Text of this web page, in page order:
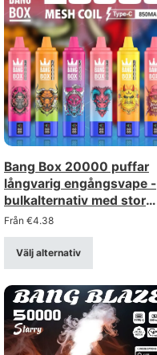
Bang Box 20000 puffar
långvarig engångsvape -
bulkalternativ med stor
rabatt
Från €4.38
Välj alternativ